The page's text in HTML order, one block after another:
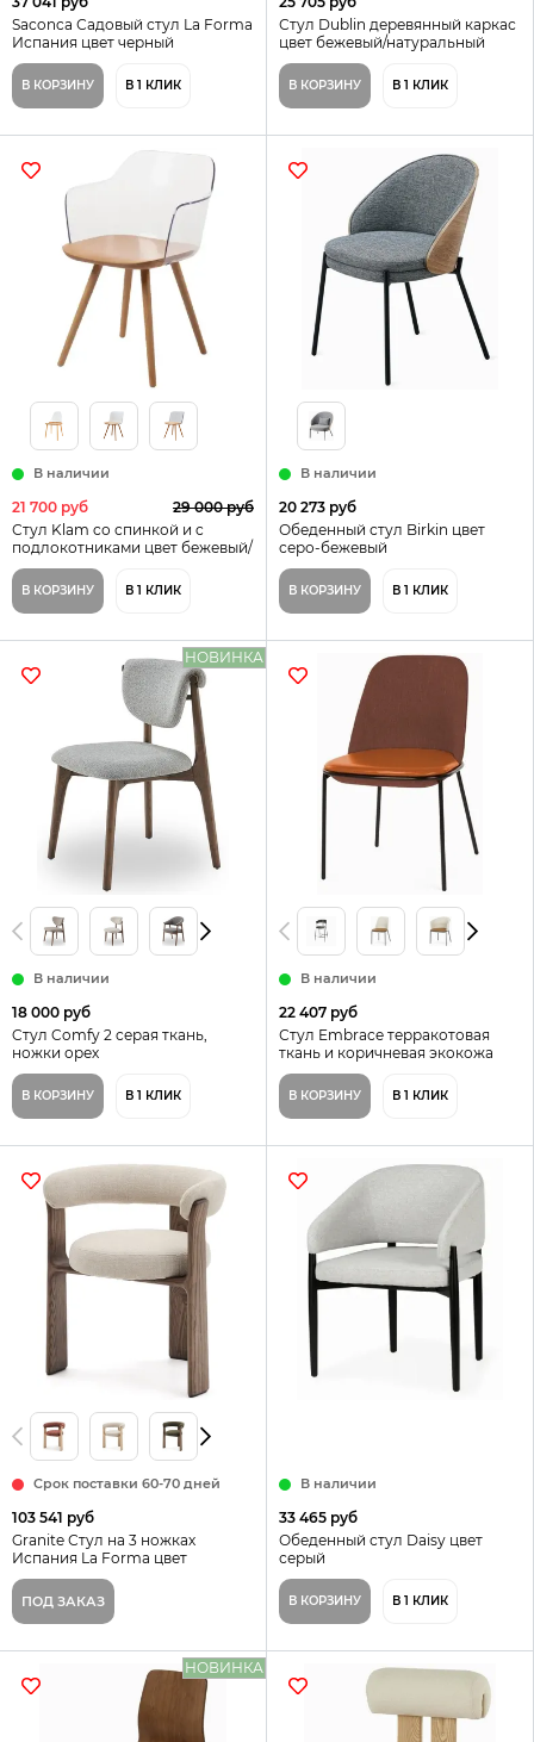
Saconca Садовый стул La Forma
Испания цвет черный
В КОРЗИНУ В 1 КЛИК
Стул Dublin деревянный каркас
цвет бежевый/натуральный
В КОРЗИНУ В 1 КЛИК
В наличии
21 700 руб
29 000 руб
Стул Klam cо спинкой и c
подлокотниками цвет бежевый/
прозрачный
В КОРЗИНУ В 1 КЛИК
В наличии
20 273 руб
Обеденный стул Birkin цвет
серо-бежевый
В КОРЗИНУ В 1 КЛИК
НОВИНКА
В наличии
18 000 руб
Cтул Comfy 2 cерая ткань,
ножки орех
В КОРЗИНУ В 1 КЛИК
В наличии
22 407 руб
Стул Embrace терракотовая
ткань и коричневая экокожа
В КОРЗИНУ В 1 КЛИК
Срок поставки 60-70 дней
103 541 руб
Granite Стул на 3 ножках
Испания La Forma цвет
бежевый
ПОД ЗАКАЗ
В наличии
33 465 руб
Обеденный стул Daisy цвет
серый
В КОРЗИНУ В 1 КЛИК
НОВИНКА